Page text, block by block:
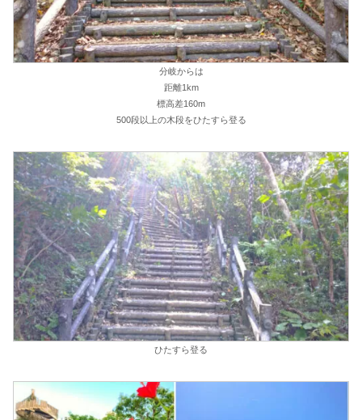
分岐からは
距離1km
標高差160m
500段以上の木段をひたすら登る
ひたすら登る